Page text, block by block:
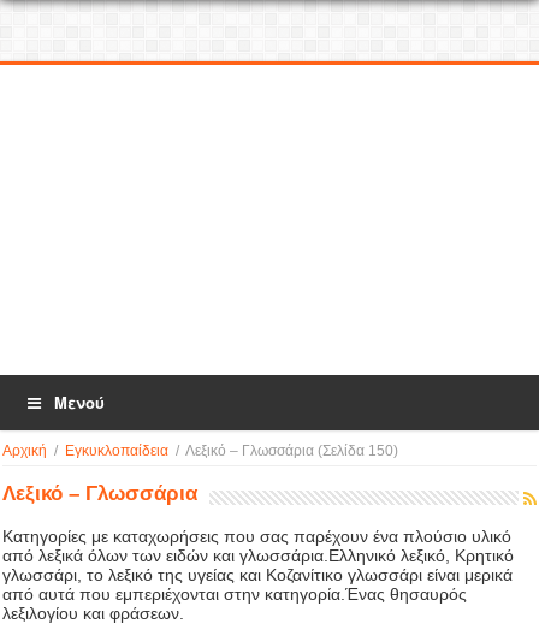
Μενού
Αρχική / Εγκυκλοπαίδεια / Λεξικό – Γλωσσάρια (Σελίδα 150)
Λεξικό – Γλωσσάρια
Κατηγορίες με καταχωρήσεις που σας παρέχουν ένα πλούσιο υλικό
από λεξικά όλων των ειδών και γλωσσάρια.Eλληνικό λεξικό, Kρητικό
γλωσσάρι, το λεξικό της υγείας και Kοζανίτικο γλωσσάρι είναι μερικά
από αυτά που εμπεριέχονται στην κατηγορία.Ένας θησαυρός
λεξιλογίου και φράσεων.